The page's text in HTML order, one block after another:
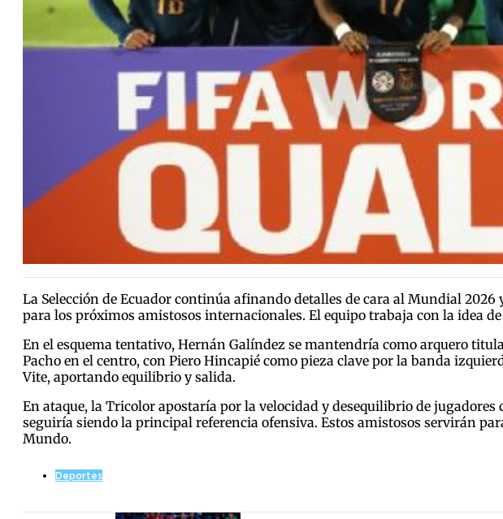
La Selección de Ecuador continúa afinando detalles de cara al Mundial
para los próximos amistosos internacionales. El equipo trabaja con la idea
En el esquema tentativo, Hernán Galíndez se mantendría como arquero
Pacho en el centro, con Piero Hincapié como pieza clave por la banda
Vite, aportando equilibrio y salida.
En ataque, la Tricolor apostaría por la velocidad y desequilibrio de
seguiría siendo la principal referencia ofensiva. Estos amistosos servirán
Mundo.
Deportes